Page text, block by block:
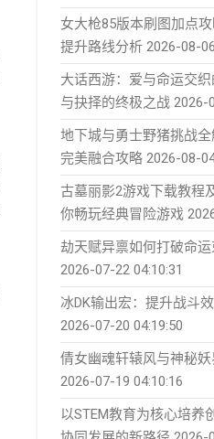
女大枪85版本刷图加点
提升路线分析 2026-08-
大话西游：爱与命运交
与抉择的终极之战 2026-
地下城与勇士野猪挑战
完美融合攻略 2026-08-
古墓丽影2游戏下载教程
你畅玩经典冒险游戏
劫天赋异禀如何打破命
2026-07-22 04:10:31
冰DK输出宏：提升战斗
2026-07-20 04:19:50
倩女幽魂轩辕风与神秘
2026-07-19 04:10:16
以STEM教育为核心培养